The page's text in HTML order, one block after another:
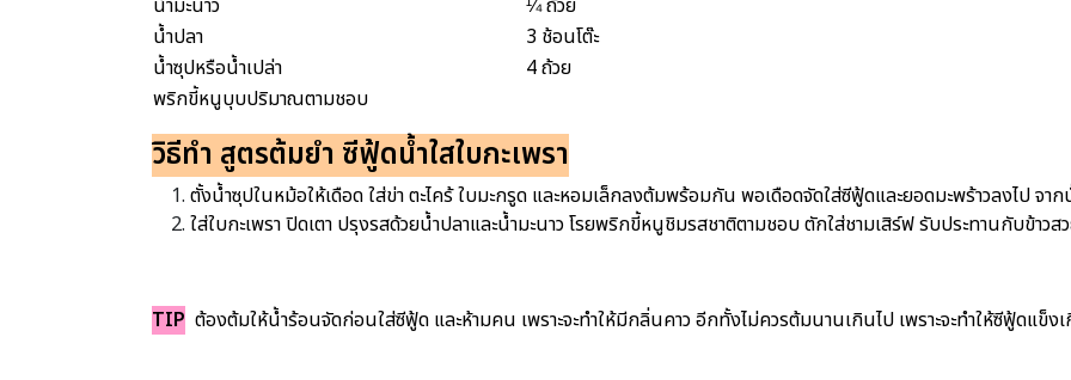
น้ำมะนาว
¼ ถ้วย
น้ำปลา
3 ช้อนโต๊ะ
น้ำซุปหรือน้ำเปล่า
4 ถ้วย
พริกขี้หนูบุบปริมาณตามชอบ
วิธีทำ สูตรต้มยำ ซีฟู้ดน้ำใสใบกะเพรา
ตั้งน้ำซุปในหม้อให้เดือด ใส่ข่า ตะไคร้ ใบมะกรูด และหอมเล็กลงต้มพร้อมกัน พอเดือดจัดใส่ซีฟู้ดและยอดมะพร้าวลงไป จา
ใส่ใบกะเพรา ปิดเตา ปรุงรสด้วยน้ำปลาและน้ำมะนาว โรยพริกขี้หนูชิมรสชาติตามชอบ ตักใส่ชามเสิร์ฟ รับประทานกับข้าว
TIP ต้องต้มให้น้ำร้อนจัดก่อนใส่ซีฟู้ด และห้ามคน เพราะจะทำให้มีกลิ่นคาว อีกทั้งไม่ควรต้มนานเกินไป เพราะจะทำให้ซีฟู้ดแข็ง